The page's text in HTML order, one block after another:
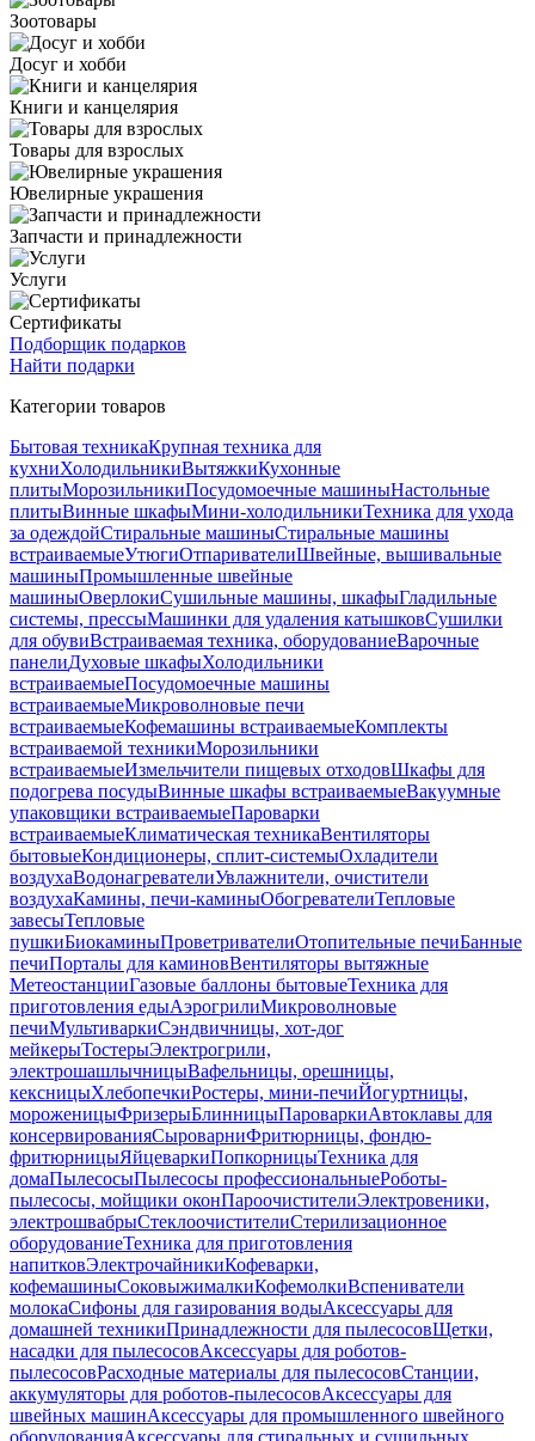
Зоотовары
Досуг и хобби
Книги и канцелярия
Товары для взрослых
Ювелирные украшения
Запчасти и принадлежности
Услуги
Сертификаты
Подборщик подарков
Найти подарки
Категории товаров
Бытовая техникаКрупная техника для
кухниХолодильникиВытяжкиКухонные
плитыМорозильникиПосудомоечные машиныНастольные
плитыВинные шкафыМини-холодильникиТехника для ухода
за одеждойСтиральные машиныСтиральные машины
встраиваемыеУтюгиОтпаривателиШвейные, вышивальные
машиныПромышленные швейные
машиныОверлокиСушильные машины, шкафыГладильные
системы, прессыМашинки для удаления катышковСушилки
для обувиВстраиваемая техника, оборудованиеВарочные
панелиДуховые шкафыХолодильники
встраиваемыеПосудомоечные машины
встраиваемыеМикроволновые печи
встраиваемыеКофемашины встраиваемыеКомплекты
встраиваемой техникиМорозильники
встраиваемыеИзмельчители пищевых отходовШкафы для
подогрева посудыВинные шкафы встраиваемыеВакуумные
упаковщики встраиваемыеПароварки
встраиваемыеКлиматическая техникаВентиляторы
бытовыеКондиционеры, сплит-системыОхладители
воздухаВодонагревателиУвлажнители, очистители
воздухаКамины, печи-каминыОбогревателиТепловые
завесыТепловые
пушкиБиокаминыПроветривателиОтопительные печиБанные
печиПорталы для каминовВентиляторы вытяжные
МетеостанцииГазовые баллоны бытовыеТехника для
приготовления едыАэрогрилиМикроволновые
печиМультиваркиСэндвичницы, хот-дог
мейкерыТостерыЭлектрогрили,
электрошашлычницыВафельницы, орешницы,
кексницыХлебопечкиРостеры, мини-печиЙогуртницы,
мороженицыФризерыБлинницыПароваркиАвтоклавы для
консервированияСыроварниФритюрницы, фондю-
фритюрницыЯйцеваркиПопкорницыТехника для
домаПылесосыПылесосы профессиональныеРоботы-
пылесосы, мойщики оконПароочистителиЭлектровеники,
электрошвабрыСтеклоочистителиСтерилизационное
оборудованиеТехника для приготовления
напитковЭлектрочайникиКофеварки,
кофемашиныСоковыжималкиКофемолкиВспениватели
молокаСифоны для газирования водыАксессуары для
домашней техникиПринадлежности для пылесосовЩетки,
насадки для пылесосовАксессуары для роботов-
пылесосовРасходные материалы для пылесосовСтанции,
аккумуляторы для роботов-пылесосовАксессуары для
швейных машинАксессуары для промышленного швейного
оборудованияАксессуары для стиральных и сушильных